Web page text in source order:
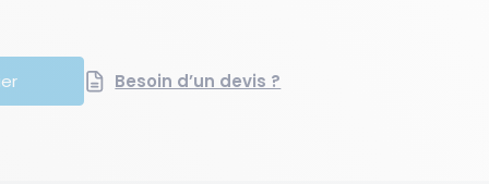
Besoin d’un devis ?